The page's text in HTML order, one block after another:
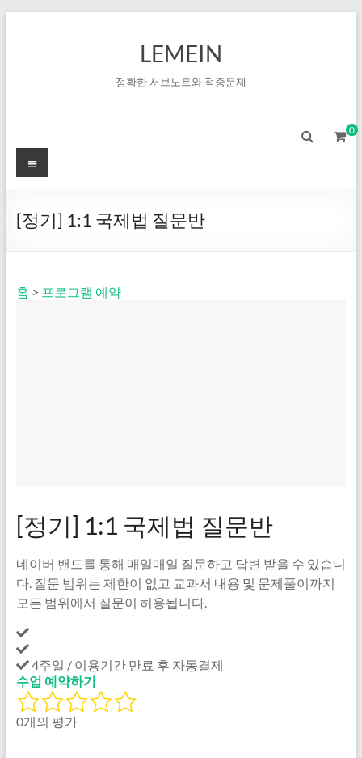
LEMEIN
정확한 서브노트와 적중문제
0
[정기] 1:1 국제법 질문반
홈 > 프로그램 예약
[정기] 1:1 국제법 질문반
네이버 밴드를 통해 매일매일 질문하고 답변 받을 수 있습니
다. 질문 범위는 제한이 없고 교과서 내용 및 문제풀이까지
모든 범위에서 질문이 허용됩니다.
4주일 / 이용기간 만료 후 자동결제
수업 예약하기
0개의 평가